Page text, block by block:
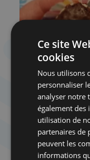
Préparation
Montez les blancs
jusqu’à ce qu’ils
le sel.
Ce site
cookies
Nous utilisons
personnaliser
analyser notre
également
utilisation de
partenaires de
peuvent les
informations